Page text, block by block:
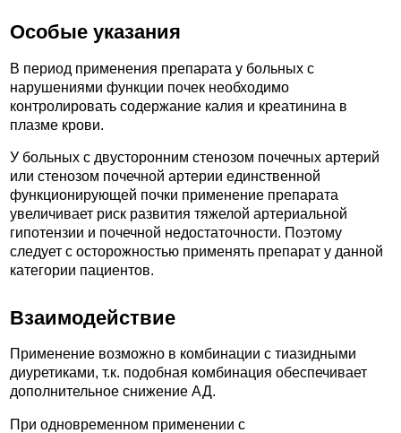
Особые указания
В период применения препарата у больных с
нарушениями функции почек необходимо
контролировать содержание калия и креатинина в
плазме крови.
У больных с двусторонним стенозом почечных артерий
или стенозом почечной артерии единственной
функционирующей почки применение препарата
увеличивает риск развития тяжелой артериальной
гипотензии и почечной недостаточности. Поэтому
следует с осторожностью применять препарат у данной
категории пациентов.
Взаимодействие
Применение возможно в комбинации с тиазидными
диуретиками, т.к. подобная комбинация обеспечивает
дополнительное снижение АД.
При одновременном применении с